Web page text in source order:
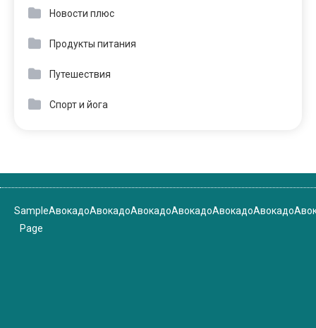
Новости плюс
Продукты питания
Путешествия
Спорт и йога
Sample
Page
АвокадоАвокадоАвокадоАвокадоАвокадоАвокадо